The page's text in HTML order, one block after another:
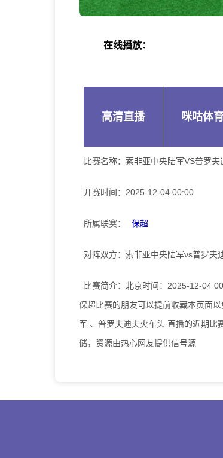
在线播放：
高清直播 咪咕体
比赛名称： 索非亚中央陆军VS普罗
开赛时间： 2025-12-04 00:00
所属联赛： 保超
对阵双方： 索非亚中央陆军vs普罗夫
比赛简介： 北京时间：2025-12-04
保超比赛的朋友可以提前收藏本页面
军 、普罗夫迪夫火车头 直播的近期比
储，资源由热心网友提供信号源